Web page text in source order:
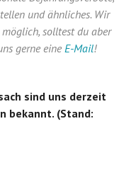
und ähnliches. Wir
solltest du aber
gerne eine E-Mail!
sind uns derzeit
bekannt. (Stand: